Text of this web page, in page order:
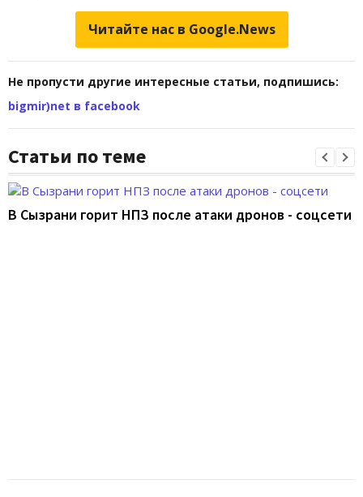
Читайте нас в Google.News
Не пропусти другие интересные статьи, подпишись:
bigmir)net в facebook
Статьи по теме
В Сызрани горит НПЗ после атаки дронов - соцсети